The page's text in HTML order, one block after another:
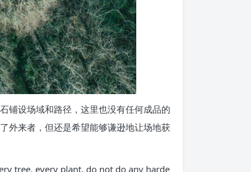
铺设场域和路径，这里也没有任何成品的
外来者，但还是希望能够谦逊地让场地获
tree, every plant, do not do any harde